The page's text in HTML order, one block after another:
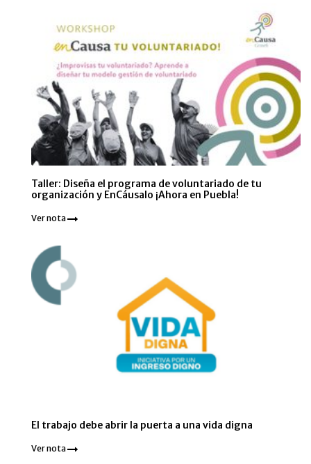
Taller: Diseña el programa de voluntariado de tu
organización y EnCáusalo ¡Ahora en Puebla!
Ver nota
El trabajo debe abrir la puerta a una vida digna
Ver nota